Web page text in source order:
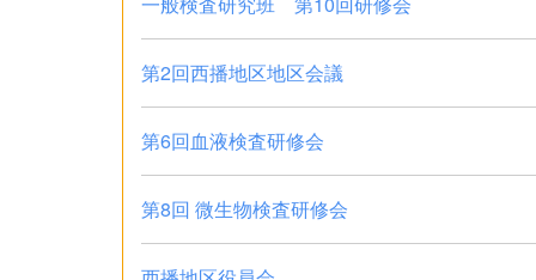
第2回西播地区地区会議
第6回血液検査研修会
第8回 微生物検査研修会